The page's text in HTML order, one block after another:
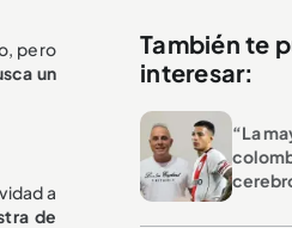
pero
un
a
de
También te
interesar:
“La